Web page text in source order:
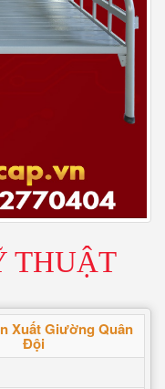
THUẬT
Xuất Giường Quân
Đội